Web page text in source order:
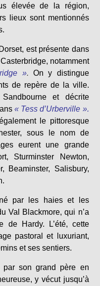
élevée de la région,
lieux sont mentionnés
est présente dans
notamment
». On y distingue
de repère de la ville.
et décrite
« Tess d’Urberville ».
le pittoresque
sous le nom de
eurent une grande
Sturminster Newton,
Beaminster, Salisbury,
par les haies et les
Val Blackmore, qui n’a
de Hardy. L’été, cette
pastoral et luxuriant,
et ses sentiers.
par son grand père en
y vécut jusqu’à